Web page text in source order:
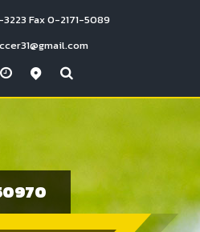
Fax 0-2171-5089
- 0:00am